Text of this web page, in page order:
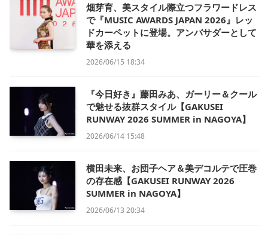
畑芽育、美スタイル際立つフラワードレス
で『MUSIC AWARDS JAPAN 2026』レッ
ドカーペットに登場。アンバサダーとして
華を添える
2026/06/15 18:34
『今日好き』藤田みあ、ガーリー＆クール
で魅せる抜群スタイル【GAKUSEI
RUNWAY 2026 SUMMER in NAGOYA】
2026/06/14 15:48
横田未来、お団子ヘア＆美デコルテで圧巻
の存在感【GAKUSEI RUNWAY 2026
SUMMER in NAGOYA】
2026/06/13 20:34